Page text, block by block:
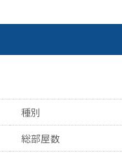
種別
総部屋数